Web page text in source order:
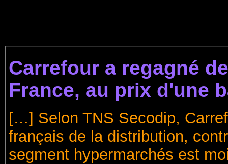
Carrefour a regagné
France, au prix d'une
[…] Selon TNS Secodip,
français de la distribution,
segment hypermarchés est